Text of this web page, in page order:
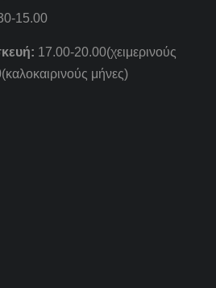
15.00
17.00-20.00(χειμερινούς
μήνες)